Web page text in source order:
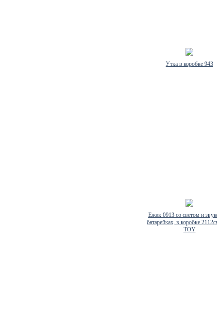
Утка в коробке 943
Ежик 0913 со светом и
батарейках, в коробке
TOY